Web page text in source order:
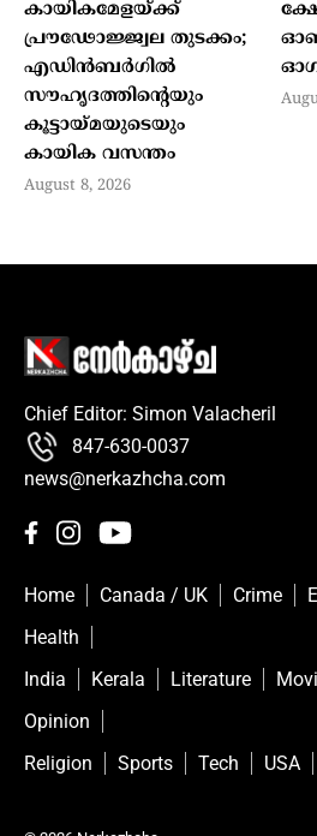
കായികമേളയ്ക്ക്
പ്രൗഢോജ്ജ്വല തുടക്കം;
എഡിന്‍ബര്‍ഗില്‍
സൗഹൃദത്തിന്റെയും
കൂട്ടായ്മയുടെയും
കായിക വസന്തം
August 8, 2026
Chief Editor: Simon Valacheril
847-630-0037
news@nerkazhcha.com
Home Canada / UK Crime
Health
India
Kerala Literature
Opinion
Religion
Sports Tech USA